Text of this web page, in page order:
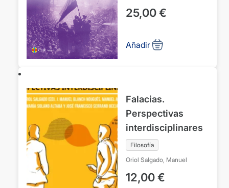
primera
democracia
25,00€
Añadir
Falacias.
Perspectivas
interdisciplinares
Filosofía
Oriol Salgado, Manuel
12,00€